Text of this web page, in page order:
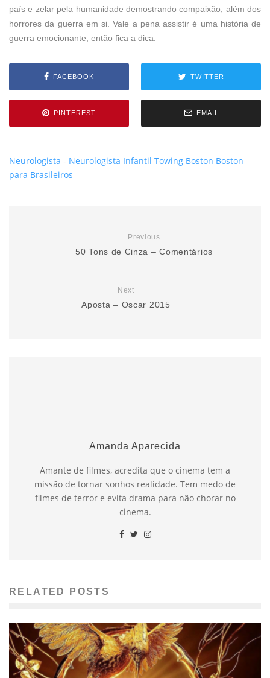
país e zelar pela humanidade demostrando compaixão, além dos
horrores da guerra em si. Vale a pena assistir é uma história de
guerra emocionante, então fica a dica.
FACEBOOK TWITTER
PINTEREST EMAIL
Neurologista - Neurologista Infantil Towing Boston Boston
para Brasileiros
Previous
50 Tons de Cinza – Comentários
Next
Aposta – Oscar 2015
Amanda Aparecida
Amante de filmes, acredita que o cinema tem a
missão de tornar sonhos realidade. Tem medo de
filmes de terror e evita drama para não chorar no
cinema.
RELATED POSTS